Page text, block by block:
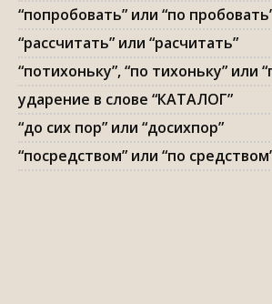
“попробовать” или “по
“рассчитать” или “расчитать”
“потихоньку”, “по тихоньку” или
ударение в слове “КАТАЛОГ”
“до сих пор” или “досихпор”
“посредством” или “по